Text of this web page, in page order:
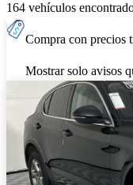
164 vehículos
Compra con precios
Mostrar solo avisos